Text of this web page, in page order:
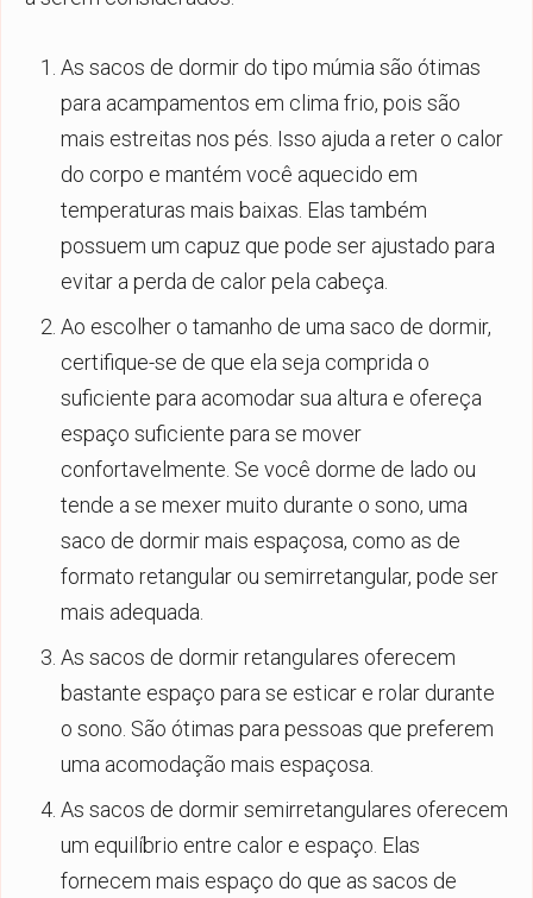
As sacos de dormir do tipo múmia são ótimas
para acampamentos em clima frio, pois são
mais estreitas nos pés. Isso ajuda a reter o calor
do corpo e mantém você aquecido em
temperaturas mais baixas. Elas também
possuem um capuz que pode ser ajustado para
evitar a perda de calor pela cabeça.
Ao escolher o tamanho de uma saco de dormir,
certifique-se de que ela seja comprida o
suficiente para acomodar sua altura e ofereça
espaço suficiente para se mover
confortavelmente. Se você dorme de lado ou
tende a se mexer muito durante o sono, uma
saco de dormir mais espaçosa, como as de
formato retangular ou semirretangular, pode ser
mais adequada.
As sacos de dormir retangulares oferecem
bastante espaço para se esticar e rolar durante
o sono. São ótimas para pessoas que preferem
uma acomodação mais espaçosa.
As sacos de dormir semirretangulares oferecem
um equilíbrio entre calor e espaço. Elas
fornecem mais espaço do que as sacos de